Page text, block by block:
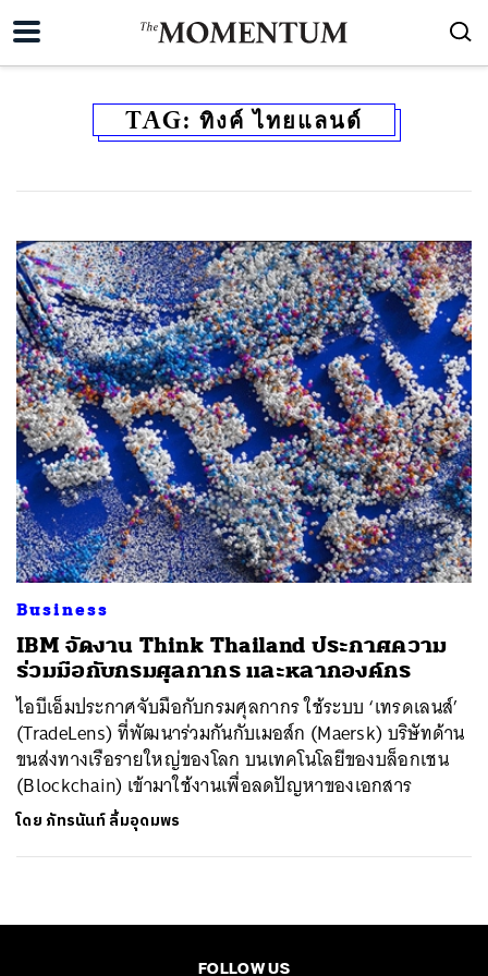
TAG: ทิงค์ ไทยแลนด์
Business
IBM จัดงาน Think Thailand ประกาศความ
ร่วมมือกับกรมศุลกากร และหลากองค์กร
ไอบีเอ็มประกาศจับมือกับกรมศุลกากร ใช้ระบบ ‘เทรดเลนส์’
(TradeLens) ที่พัฒนาร่วมกันกับเมอส์ก (Maersk) บริษัทด้าน
ขนส่งทางเรือรายใหญ่ของโลก บนเทคโนโลยีของบล็อกเชน
(Blockchain) เข้ามาใช้งานเพื่อลดปัญหาของเอกสาร
โดย ภัทรนันท์ ลิ้มอุดมพร
FOLLOW US
ค้นหา
SHARE TWEET LINE EMAIL